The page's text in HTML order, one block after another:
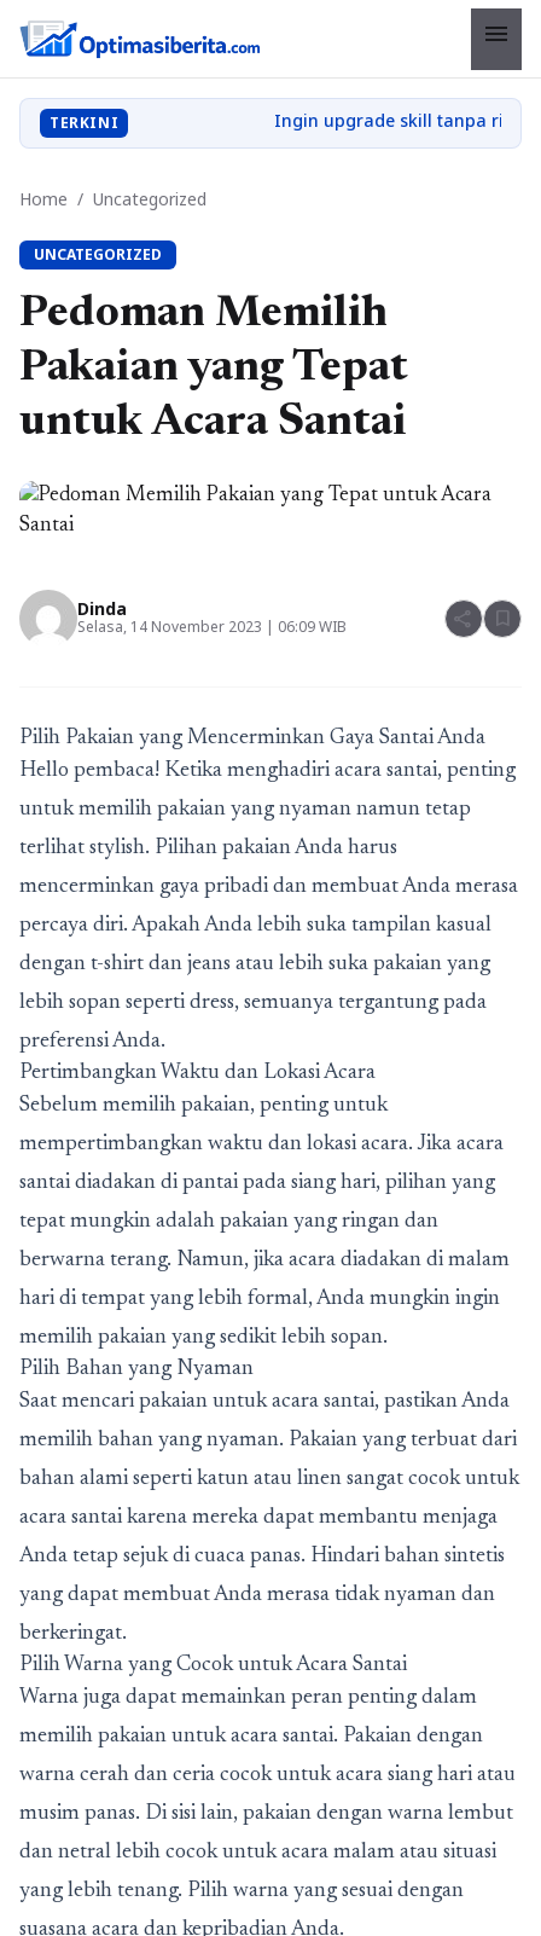
menu
TERKINI
Home / Uncategorized
UNCATEGORIZED
Pedoman Memilih
Pakaian yang Tepat
untuk Acara Santai
Dinda
Selasa, 14 November 2023 | 06:09 WIB share bookmark
Pilih Pakaian yang Mencerminkan Gaya Santai Anda
Hello pembaca! Ketika menghadiri acara santai, penting
untuk memilih pakaian yang nyaman namun tetap
terlihat stylish. Pilihan pakaian Anda harus
mencerminkan gaya pribadi dan membuat Anda merasa
percaya diri. Apakah Anda lebih suka tampilan kasual
dengan t-shirt dan jeans atau lebih suka pakaian yang
lebih sopan seperti dress, semuanya tergantung pada
preferensi Anda.
Pertimbangkan Waktu dan Lokasi Acara
Sebelum memilih pakaian, penting untuk
mempertimbangkan waktu dan lokasi acara. Jika acara
santai diadakan di pantai pada siang hari, pilihan yang
tepat mungkin adalah pakaian yang ringan dan
berwarna terang. Namun, jika acara diadakan di malam
hari di tempat yang lebih formal, Anda mungkin ingin
memilih pakaian yang sedikit lebih sopan.
Pilih Bahan yang Nyaman
Saat mencari pakaian untuk acara santai, pastikan Anda
memilih bahan yang nyaman. Pakaian yang terbuat dari
bahan alami seperti katun atau linen sangat cocok untuk
acara santai karena mereka dapat membantu menjaga
Anda tetap sejuk di cuaca panas. Hindari bahan sintetis
yang dapat membuat Anda merasa tidak nyaman dan
berkeringat.
Pilih Warna yang Cocok untuk Acara Santai
Warna juga dapat memainkan peran penting dalam
memilih pakaian untuk acara santai. Pakaian dengan
warna cerah dan ceria cocok untuk acara siang hari atau
musim panas. Di sisi lain, pakaian dengan warna lembut
dan netral lebih cocok untuk acara malam atau situasi
yang lebih tenang. Pilih warna yang sesuai dengan
suasana acara dan kepribadian Anda.